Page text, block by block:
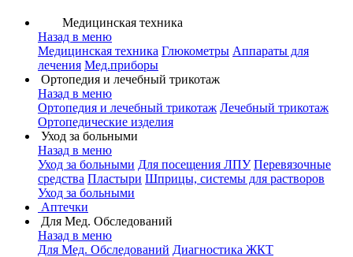
Медицинская техника
Назад в меню
Медицинская техника Глюкометры Аппараты для
лечения Мед.приборы
Ортопедия и лечебный трикотаж
Назад в меню
Ортопедия и лечебный трикотаж Лечебный трикотаж
Ортопедические изделия
Уход за больными
Назад в меню
Уход за больными Для посещения ЛПУ Перевязочные
средства Пластыри Шприцы, системы для растворов
Уход за больными
Аптечки
Для Мед. Обследований
Назад в меню
Для Мед. Обследований Диагностика ЖКТ